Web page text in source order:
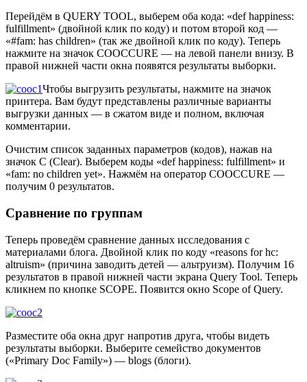
Перейдём в QUERY TOOL, выберем оба кода: «def happiness:
fulfillment» (двойной клик по коду) и потом второй код —
«#fam: has children» (так же двойной клик по коду). Теперь
нажмите на значок COOCCURE — на левой панели внизу. В
правой нижней части окна появятся результаты выборки.
Чтобы выгрузить результаты, нажмите на значок
принтера. Вам будут представлены различные варианты
выгрузки данных — в сжатом виде и полном, включая
комментарии.
Очистим список заданных параметров (кодов), нажав на
значок С (Clear). Выберем коды «def happiness: fulfillment» и
«fam: no children yet». Нажмём на оператор COOCCURE —
получим 0 результатов.
Сравнение по группам
Теперь проведём сравнение данных исследования с
материалами блога. Двойной клик по коду «reasons for hc:
altruism» (причина заводить детей — альтруизм). Получим 16
результатов в правой нижней части экрана Query Tool. Теперь
кликнем по кнопке SCOPE. Появится окно Scope of Query.
Разместите оба окна друг напротив друга, чтобы видеть
результаты выборки. Выберите семейство документов
(«Primary Doc Family») — blogs (блоги).